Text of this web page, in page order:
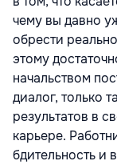
чему вы давно
обрести
этому
начальством
диалог, только
результатов в
карьере.
бдительность и